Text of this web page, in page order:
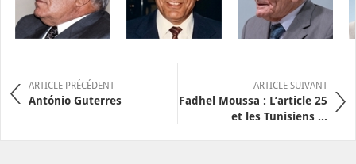
ARTICLE PRÉCÉDENT
António Guterres
ARTICLE SUIVANT
Fadhel Moussa : L’article 25
et les Tunisiens ...